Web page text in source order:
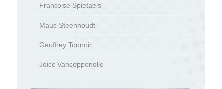
Françoise Spietaels
Maud Steenhoudt
Geoffrey Tonnoir
Joice Vancoppenolle